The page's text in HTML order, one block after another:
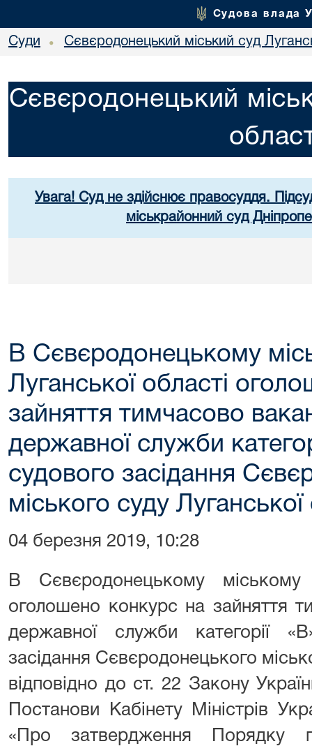
Судова влада
Суди • Сєвєродонецький міський суд
Сєвєродонецький
Увага! Суд не здійснює правосуддя.
міськрайонний суд
В Сєвєродонецькому
Луганської області
зайняття тимчасово
державної служби
судового засідання
міського суду Луганської
04 березня 2019, 10:28
В Сєвєродонецькому міському
оголошено конкурс на зайняття
державної служби категорії
засідання Сєвєродонецького
відповідно до ст. 22 Закону
Постанови Кабінету Міністрів
«Про затвердження Порядку